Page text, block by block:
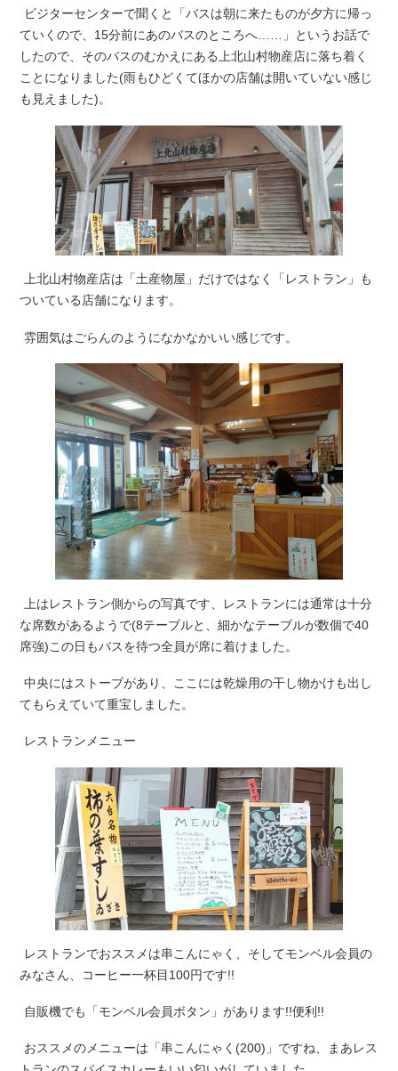
ビジターセンターで聞くと「バスは朝に来たものが夕方に帰っ
ていくので、15分前にあのバスのところへ……」というお話で
したので、そのバスのむかえにある上北山村物産店に落ち着く
ことになりました(雨もひどくてほかの店舗は開いていない感じ
も見えました)。
上北山村物産店は「土産物屋」だけではなく「レストラン」も
ついている店舗になります。
雰囲気はごらんのようになかなかいい感じです。
上はレストラン側からの写真です、レストランには通常は十分
な席数があるようで(8テーブルと、細かなテーブルが数個で40
席強)この日もバスを待つ全員が席に着けました。
中央にはストーブがあり、ここには乾燥用の干し物かけも出し
てもらえていて重宝しました。
レストランメニュー
レストランでおススメは串こんにゃく、そしてモンベル会員の
みなさん、コーヒー一杯目100円です!!
自販機でも「モンベル会員ボタン」があります!!便利!!
おススメのメニューは「串こんにゃく(200)」ですね、まあレス